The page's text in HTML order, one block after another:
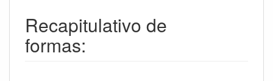
Recapitulativo de
formas: